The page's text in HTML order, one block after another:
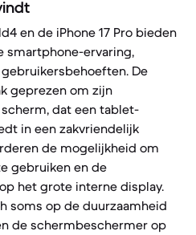
en de iPhone 17 Pro bieden
smartphone-ervaring,
De
geprezen om zijn
dat een tablet-
in een zakvriendelijk
de mogelijkheid om
gebruiken en de
het grote interne display.
soms op de duurzaamheid
de schermbeschermer op